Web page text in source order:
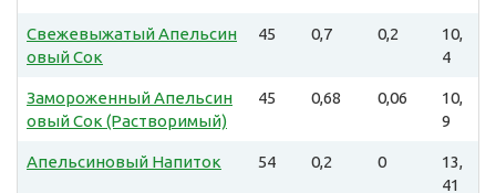
Свежевыжатый Апельсин
овый Сок
45 0,7 0,2
10,
4
Замороженный Апельсин
овый Сок (Растворимый)
45 0,68 0,06
10,
9
Апельсиновый Напиток 54 0,2 0
13,
41